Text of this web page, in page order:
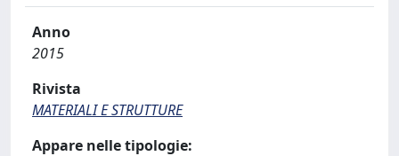
Anno
2015
Rivista
MATERIALI E STRUTTURE
Appare nelle tipologie: